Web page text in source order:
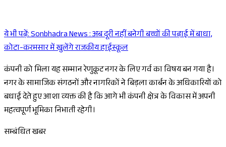
Sponsored
ये भी पढ़ें:Sonbhadra News : अब दूरी नहीं बनेगी बच्चों की पढ़ाई में बाधा,
कोटा-करमसार में खुलेंगे राजकीय हाईस्कूल
कंपनी को मिला यह सम्मान रेणुकूट नगर के लिए गर्व का विषय बन गया है।
नगर के सामाजिक संगठनों और नागरिकों ने बिड़ला कार्बन के अधिकारियों को
बधाई देते हुए आशा व्यक्त की है कि आगे भी कंपनी क्षेत्र के विकास में अपनी
महत्वपूर्ण भूमिका निभाती रहेगी।
सम्बंधित खबर